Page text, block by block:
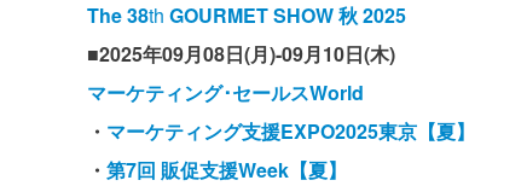
The 38th GOURMET SHOW 秋 2025
■2025年09月08日(月)-09月10日(木)
マーケティング･セールスWorld
・ マーケティング支援EXPO2025東京【夏】
・ 第7回 販促支援Week【夏】